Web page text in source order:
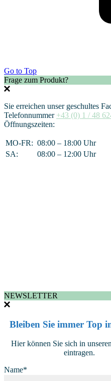
Go to Top
Frage zum Produkt?
Sie erreichen unser geschultes
Telefonnummer +43 (0) 1 / 48
Öffnungszeiten:
MO-FR: 08:00 – 18:00 Uhr
SA:
08:00 – 12:00 Uhr
NEWSLETTER
Bleiben Sie immer Top
Hier können Sie sich in
eintragen.
Name*